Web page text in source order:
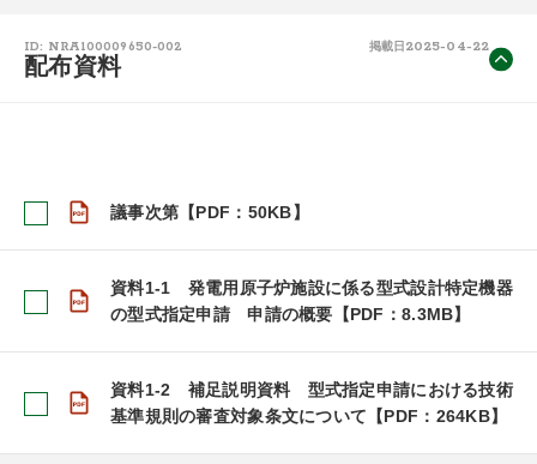
ID: NRA100009650-002 掲載日 2025-04-22
配布資料
議事次第【PDF：50KB】
資料1-1 発電用原子炉施設に係る型式設計特定機器
の型式指定申請 申請の概要【PDF：8.3MB】
資料1-2 補足説明資料 型式指定申請における技術
基準規則の審査対象条文について【PDF：264KB】